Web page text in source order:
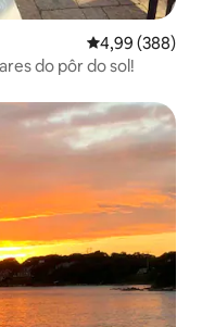
4,99 de uma
4,99 (388)
do pôr do sol!